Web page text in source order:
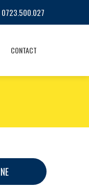
0723.500.027
CONTACT